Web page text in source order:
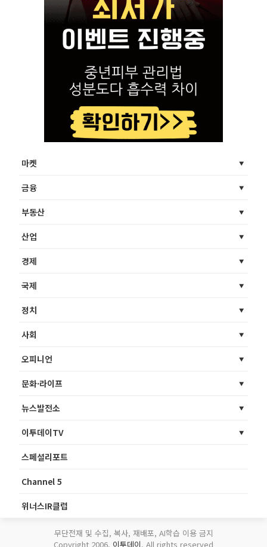
마켓
금융
부동산
산업
경제
국제
정치
사회
오피니언
문화·라이프
뉴스발전소
이투데이TV
스페셜리포트
Channel 5
위너스IR클럽
무단전재 및 수집, 복사, 재배포, AI학습 이용 금지
Copyright 2006. 이투데이. All rights reserved